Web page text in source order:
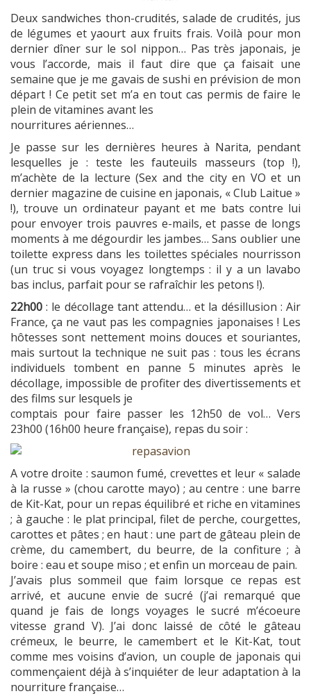
Deux sandwiches thon-crudités, salade de crudités, jus
de légumes et yaourt aux fruits frais. Voilà pour mon
dernier dîner sur le sol nippon… Pas très japonais, je
vous l’accorde, mais il faut dire que ça faisait une
semaine que je me gavais de sushi en prévision de mon
départ ! Ce petit set m’a en tout cas permis de faire le
plein de vitamines avant les
nourritures aériennes…
Je passe sur les dernières heures à Narita, pendant
lesquelles je : teste les fauteuils masseurs (top !),
m’achète de la lecture (Sex and the city en VO et un
dernier magazine de cuisine en japonais, « Club Laitue »
!), trouve un ordinateur payant et me bats contre lui
pour envoyer trois pauvres e-mails, et passe de longs
moments à me dégourdir les jambes… Sans oublier une
toilette express dans les toilettes spéciales nourrisson
(un truc si vous voyagez longtemps : il y a un lavabo
bas inclus, parfait pour se rafraîchir les petons !).
22h00 : le décollage tant attendu… et la désillusion : Air
France, ça ne vaut pas les compagnies japonaises ! Les
hôtesses sont nettement moins douces et souriantes,
mais surtout la technique ne suit pas : tous les écrans
individuels tombent en panne 5 minutes après le
décollage, impossible de profiter des divertissements et
des films sur lesquels je
comptais pour faire passer les 12h50 de vol… Vers
23h00 (16h00 heure française), repas du soir :
A votre droite : saumon fumé, crevettes et leur « salade
à la russe » (chou carotte mayo) ; au centre : une barre
de Kit-Kat, pour un repas équilibré et riche en vitamines
; à gauche : le plat principal, filet de perche, courgettes,
carottes et pâtes ; en haut : une part de gâteau plein de
crème, du camembert, du beurre, de la confiture ; à
boire : eau et soupe miso ; et enfin un morceau de pain.
J’avais plus sommeil que faim lorsque ce repas est
arrivé, et aucune envie de sucré (j’ai remarqué que
quand je fais de longs voyages le sucré m’écoeure
vitesse grand V). J’ai donc laissé de côté le gâteau
crémeux, le beurre, le camembert et le Kit-Kat, tout
comme mes voisins d’avion, un couple de japonais qui
commençaient déjà à s’inquiéter de leur adaptation à la
nourriture française…